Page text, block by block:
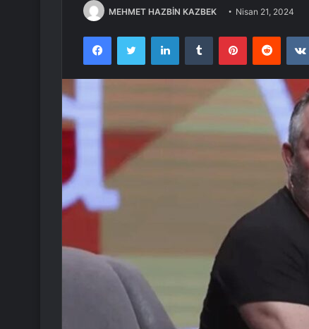
MEHMET HAZBİN KAZBEK Nisan 21, 2024
FacebookTwitter LinkedInTumblr PinterestReddit